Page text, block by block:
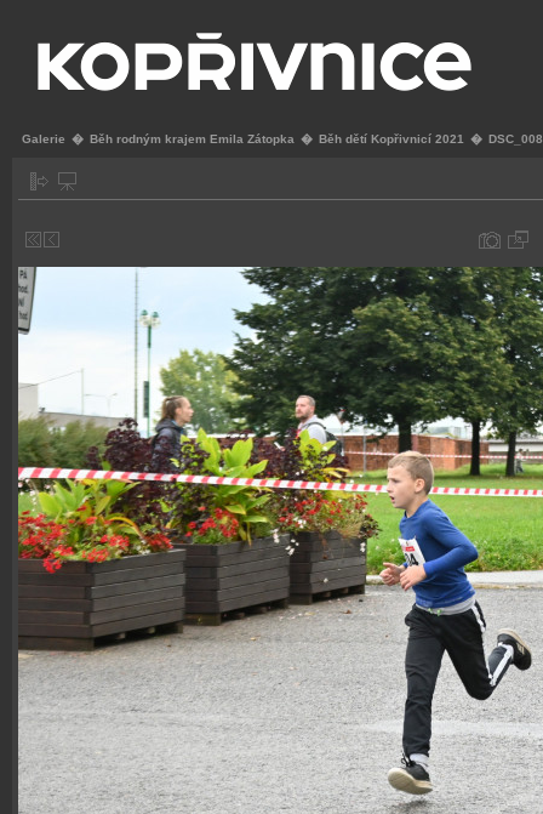
Galerie � Běh rodným krajem Emila Zátopka � Běh dětí Kopřivnicí 2021 �